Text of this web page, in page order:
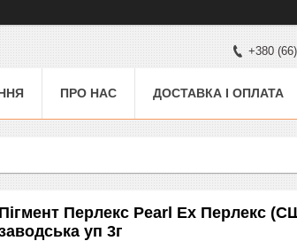
+380
ПРО НАС ДОСТАВКА І ОПЛАТА
Пігмент Перлекс Pearl Ex Перлекс
уп 3г